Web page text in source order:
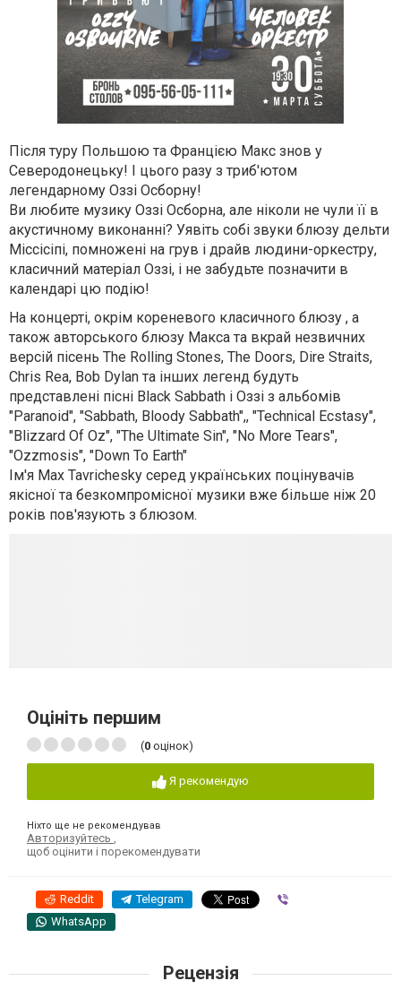
Після туру Польшою та Францією Макс знов у
Северодонецьку! І цього разу з триб'ютом
легендарному Оззі Осборну!
Ви любите музику Оззі Осборна, але ніколи не чули її в
акустичному виконанні? Уявіть собі звуки блюзу дельти
Міссісіпі, помножені на грув і драйв людини-оркестру,
класичний матеріал Оззі, і не забудьте позначити в
календарі цю подію!
На концерті, окрім кореневого класичного блюзу , а
також авторського блюзу Макса та вкрай незвичних
версій пісень The Rolling Stones, The Doors, Dire Straits,
Chris Rea, Bob Dylan та інших легенд будуть
представлені пісні Black Sabbath і Оззі з альбомів
"Paranoid", "Sabbath, Bloody Sabbath",, "Technical Ecstasy",
"Blizzard Of Oz", "The Ultimate Sin", "No More Tears",
"Ozzmosis", "Down To Earth"
Iм'я Max Tavrichesky серед українських поцінувачів
якісної та безкомпромісної музики вже більше ніж 20
років пов'язують з блюзом.
Оцініть першим
(0 оцінок)
Я рекомендую
Ніхто ще не рекомендував
Авторизуйтесь
щоб оцінити і порекомендувати
Reddit Telegram
WhatsApp
Рецензія